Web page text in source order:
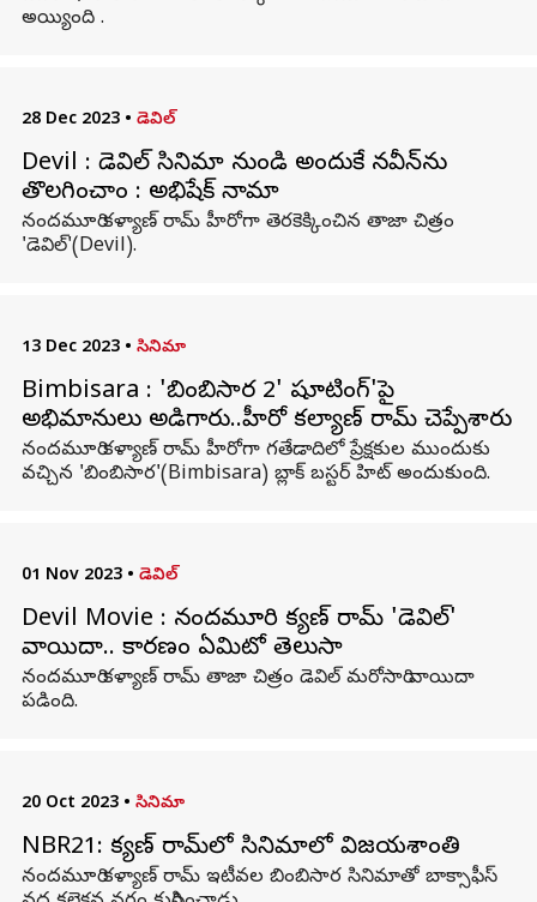
అయ్యింది .
28 Dec 2023 • డెవిల్
Devil : డెవిల్ సినిమా నుండి అందుకే నవీన్‌ను
తొలగించాం : అభిషేక్ నామా
నందమూరి కళ్యాణ్ రామ్ హీరోగా తెరకెక్కించిన తాజా చిత్రం
'డెవిల్'(Devil).
13 Dec 2023 • సినిమా
Bimbisara : 'బింబిసార 2' షూటింగ్'పై
అభిమానులు అడిగారు..హీరో కల్యాణ్ రామ్ చెప్పేశారు
నందమూరి కళ్యాణ్ రామ్ హీరోగా గతేడాదిలో ప్రేక్షకుల ముందుకు
వచ్చిన 'బింబిసార'(Bimbisara) బ్లాక్ బస్టర్ హిట్ అందుకుంది.
01 Nov 2023 • డెవిల్
Devil Movie : నందమూరి కళ్యాణ్ రామ్ 'డెవిల్'
వాయిదా.. కారణం ఏమిటో తెలుసా
నందమూరి కళ్యాణ్ రామ్ తాజా చిత్రం డెవిల్ మరోసారి వాయిదా
పడింది.
20 Oct 2023 • సినిమా
NBR21: కళ్యాణ్ రామ్‌లో సినిమాలో విజయశాంతి
నందమూరి కళ్యాణ్ రామ్ ఇటీవల బింబిసార సినిమాతో బాక్సాఫీస్